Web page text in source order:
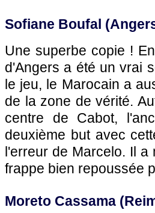
Sofiane Boufal
Une superbe copie !
d'Angers a été un vrai
le jeu, le Marocain a
de la zone de vérité.
centre de Cabot,
deuxième but avec
l'erreur de Marcelo. Il
frappe bien repoussée
Moreto Cassama